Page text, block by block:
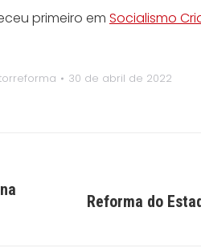
primeiro em Socialismo
30 de abril de 2022
Próximo
Reforma do